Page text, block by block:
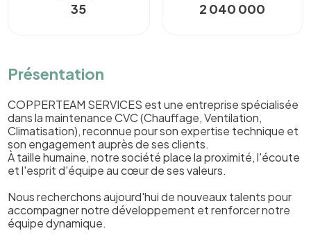
35 2 040 000
Présentation
COPPERTEAM SERVICES est une entreprise spécialisée
dans la maintenance CVC (Chauffage, Ventilation,
Climatisation), reconnue pour son expertise technique et
son engagement auprès de ses clients.
À taille humaine, notre société place la proximité, l'écoute
et l'esprit d'équipe au cœur de ses valeurs.
Nous recherchons aujourd'hui de nouveaux talents pour
accompagner notre développement et renforcer notre
équipe dynamique.